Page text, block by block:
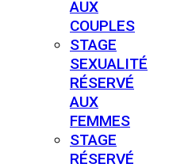
AUX
COUPLES
STAGE
SEXUALITÉ
RÉSERVÉ
AUX
FEMMES
STAGE
RÉSERVÉ